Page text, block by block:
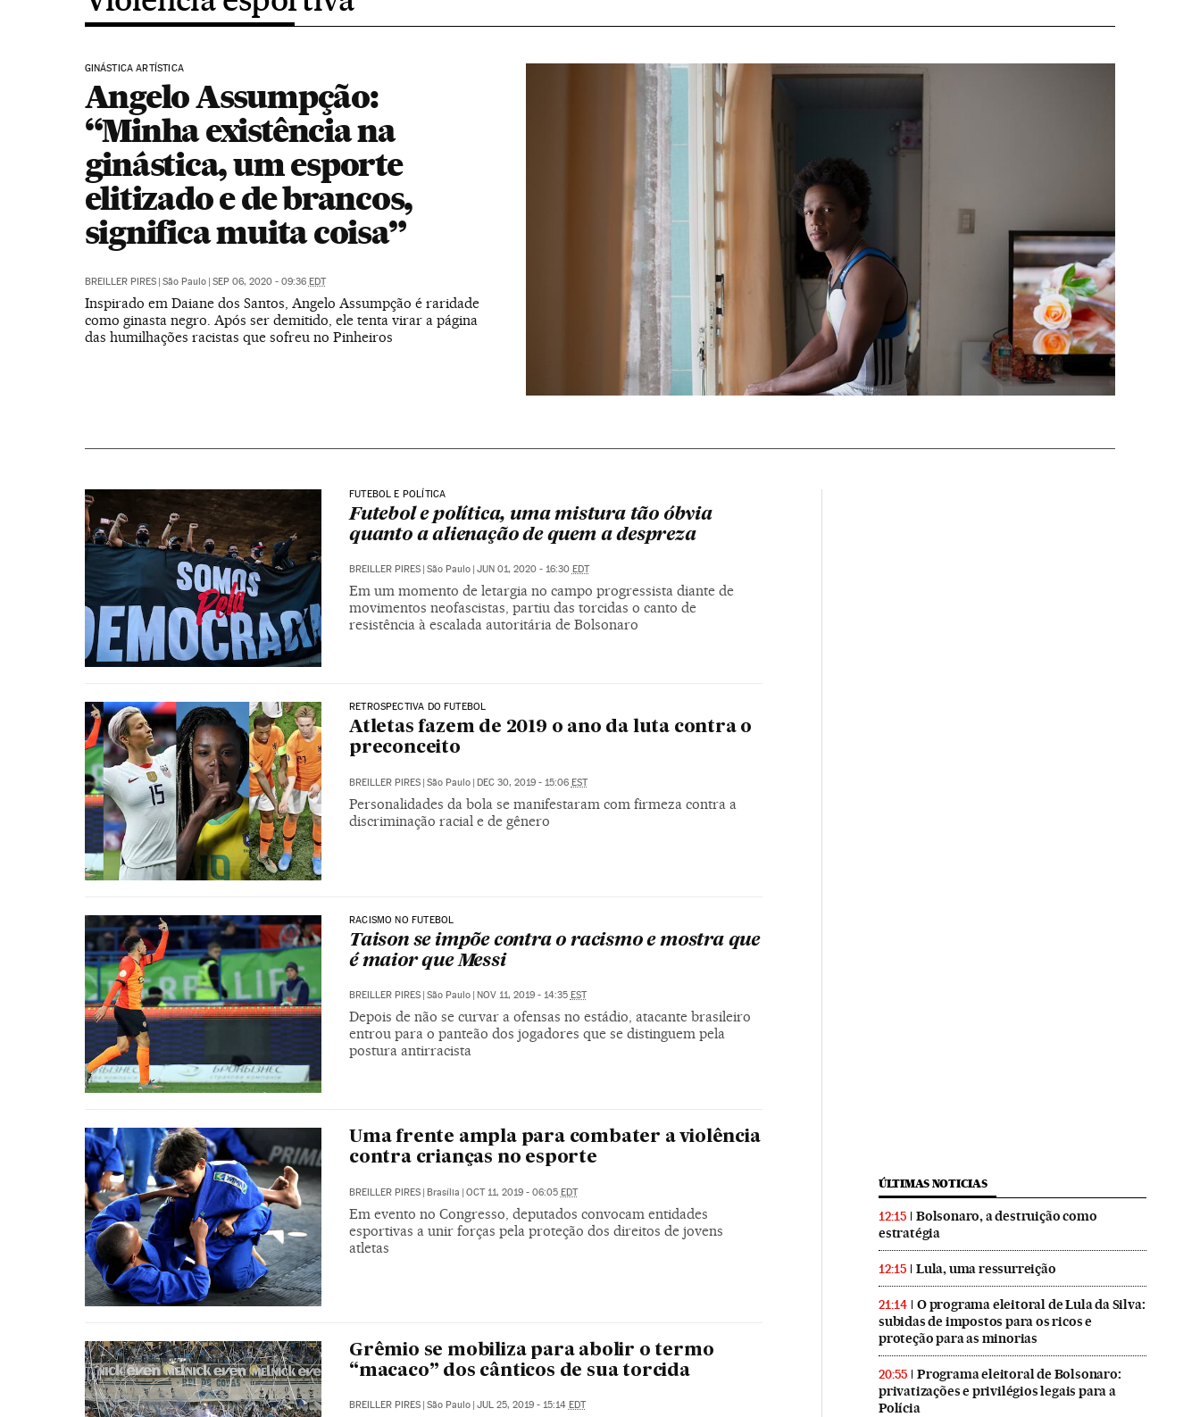
GINÁSTICA ARTÍSTICA
Angelo Assumpção:
“Minha existência na
ginástica, um esporte
elitizado e de brancos,
significa muita coisa”
BREILLER PIRES | São Paulo | SEP 06, 2020 - 09:36 EDT
Inspirado em Daiane dos Santos, Angelo Assumpção é raridade
como ginasta negro. Após ser demitido, ele tenta virar a página
das humilhações racistas que sofreu no Pinheiros
FUTEBOL E POLÍTICA
Futebol e política, uma mistura tão óbvia
quanto a alienação de quem a despreza
BREILLER PIRES | São Paulo | JUN 01, 2020 - 16:30 EDT
Em um momento de letargia no campo progressista diante de
movimentos neofascistas, partiu das torcidas o canto de
resistência à escalada autoritária de Bolsonaro
RETROSPECTIVA DO FUTEBOL
Atletas fazem de 2019 o ano da luta contra o
preconceito
BREILLER PIRES São Paulo DEC 30, 2019 - 15:06 EST
Personalidades da bola se manifestaram com firmeza contra a
discriminação racial e de gênero
RACISMO NO FUTEBOL
Taison se impõe contra o racismo e mostra que
é maior que Messi
BREILLER PIRES | São Paulo | NOV 11, 2019 - 14:35 EST
Depois de não se curvar a ofensas no estádio, atacante brasileiro
entrou para o panteão dos jogadores que se distinguem pela
postura antirracista
Uma frente ampla para combater a violência
contra crianças no esporte
BREILLER PIRES | Brasília | OCT 11, 2019 - 06:05 EDT
Em evento no Congresso, deputados convocam entidades
esportivas a unir forças pela proteção dos direitos de jovens
atletas
Grêmio se mobiliza para abolir o termo
“macaco” dos cânticos de sua torcida
BREILLER PIRES São Paulo JUL 25, 2019 - 15:14 EDT
ÚLTIMAS NOTICIAS
12:15
Bolsonaro, a destruição como
estratégia
12:15 Lula, uma ressurreição
21:14
O programa eleitoral de Lula da Silva:
subidas de impostos para os ricos e
proteção para as minorias
20:55
Programa eleitoral de Bolsonaro:
privatizações e privilégios legais para a
Polícia